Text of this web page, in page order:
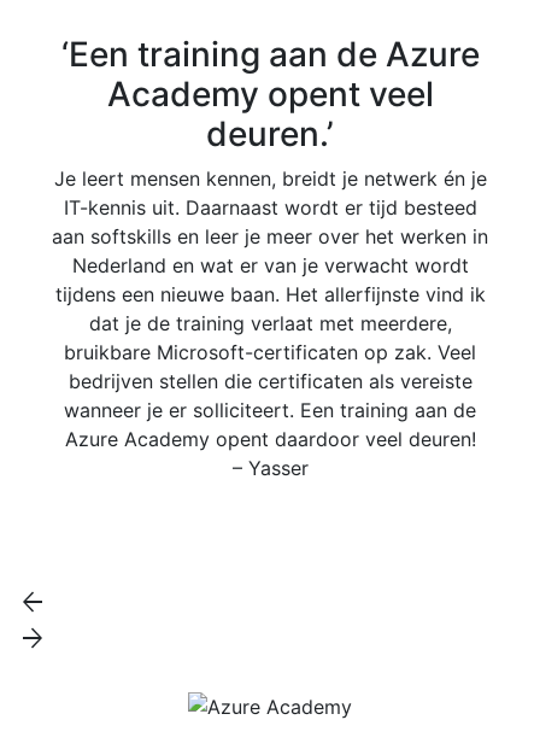
‘Een training aan de Azure
Academy opent veel
deuren.’
Je leert mensen kennen, breidt je netwerk én je
IT-kennis uit. Daarnaast wordt er tijd besteed
aan softskills en leer je meer over het werken in
Nederland en wat er van je verwacht wordt
tijdens een nieuwe baan. Het allerfijnste vind ik
dat je de training verlaat met meerdere,
bruikbare Microsoft-certificaten op zak. Veel
bedrijven stellen die certificaten als vereiste
wanneer je er solliciteert. Een training aan de
Azure Academy opent daardoor veel deuren!
– Yasser
arrow_back
arrow_forward